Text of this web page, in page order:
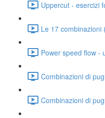
Uppercut - esercizi
Le 17 combinazioni
Power speed flow -
Combinazioni di
Combinazioni di